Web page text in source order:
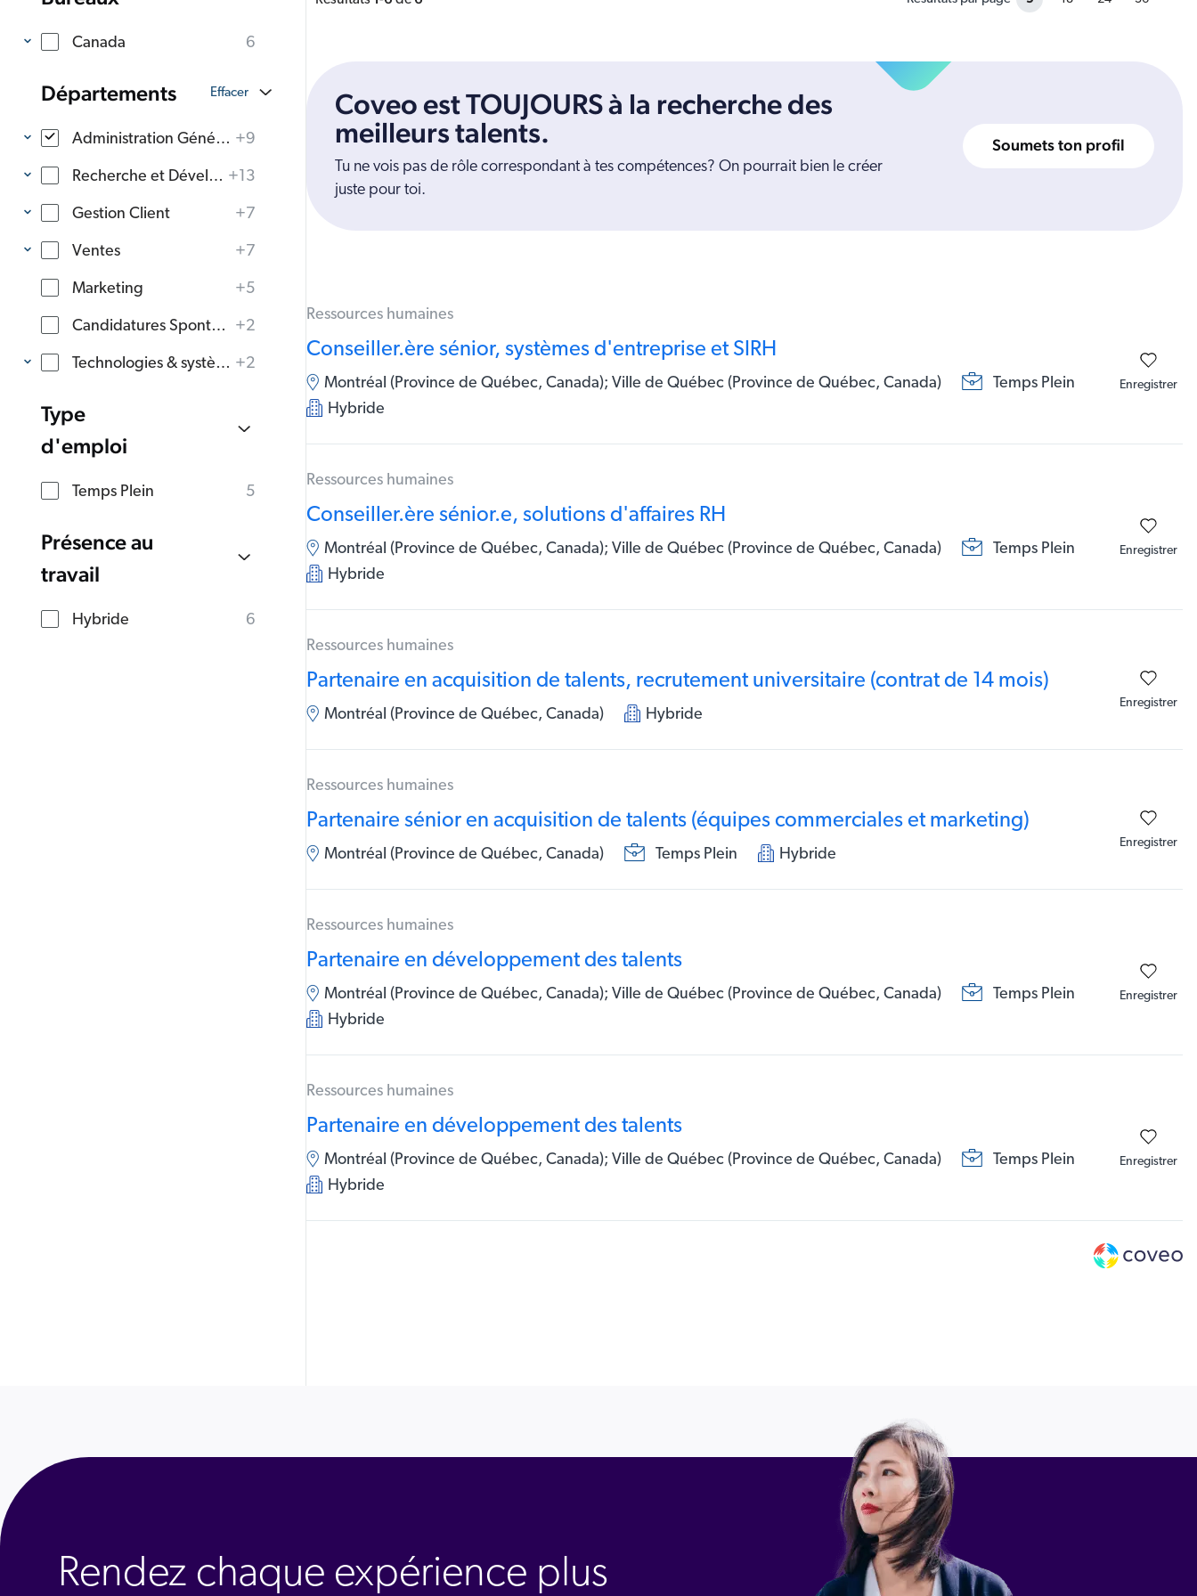
Canada 6
Départements
Administration Générale +9
Recherche et Développement +13
Gestion Client +7
Ventes +7
Marketing +5
Candidatures Spontanées +2
Technologies & systèmes de l'information +2
Type
d'emploi
Temps Plein 5
Présence au
travail
Hybride 6
Coveo est TOUJOURS à la recherche des
meilleurs talents.
Tu ne vois pas de rôle correspondant à tes compétences? On pourrait bien le créer
juste pour toi.
Soumets ton profil
Ressources humaines
Conseiller.ère sénior, systèmes d'entreprise et SIRH
Montréal (Province de Québec, Canada); Ville de Québec (Province de Québec, Canada)
Temps Plein
Hybride
Enregistrer
Ressources humaines
Conseiller.ère sénior.e, solutions d'affaires RH
Montréal (Province de Québec, Canada); Ville de Québec (Province de Québec, Canada)
Temps Plein
Hybride
Enregistrer
Ressources humaines
Partenaire en acquisition de talents, recrutement universitaire (contrat de 14 mois)
Montréal (Province de Québec, Canada) Hybride
Enregistrer
Ressources humaines
Partenaire sénior en acquisition de talents (équipes commerciales et marketing)
Montréal (Province de Québec, Canada) Temps Plein Hybride
Enregistrer
Ressources humaines
Partenaire en développement des talents
Montréal (Province de Québec, Canada); Ville de Québec (Province de Québec, Canada)
Temps Plein
Hybride
Enregistrer
Ressources humaines
Partenaire en développement des talents
Montréal (Province de Québec, Canada); Ville de Québec (Province de Québec, Canada)
Temps Plein
Hybride
Enregistrer
Rendez chaque expérience plus